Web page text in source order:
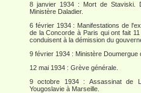
8 janvier 1934 : Mort de Staviski.
Ministère Daladier.
6 février 1934 : Manifestations de
de la Concorde à Paris qui ont fait
conduisent à la démission du
9 février 1934 : Ministère
12 mai 1934 : Grève générale.
9 octobre 1934 : Assassinat de
Yougoslavie à Marseille.